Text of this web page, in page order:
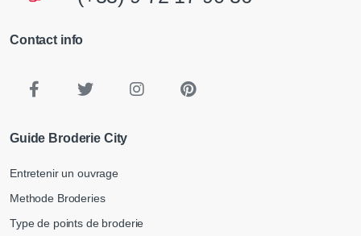
Contact info
Guide Broderie City
Entretenir un ouvrage
Methode Broderies
Type de points de broderie